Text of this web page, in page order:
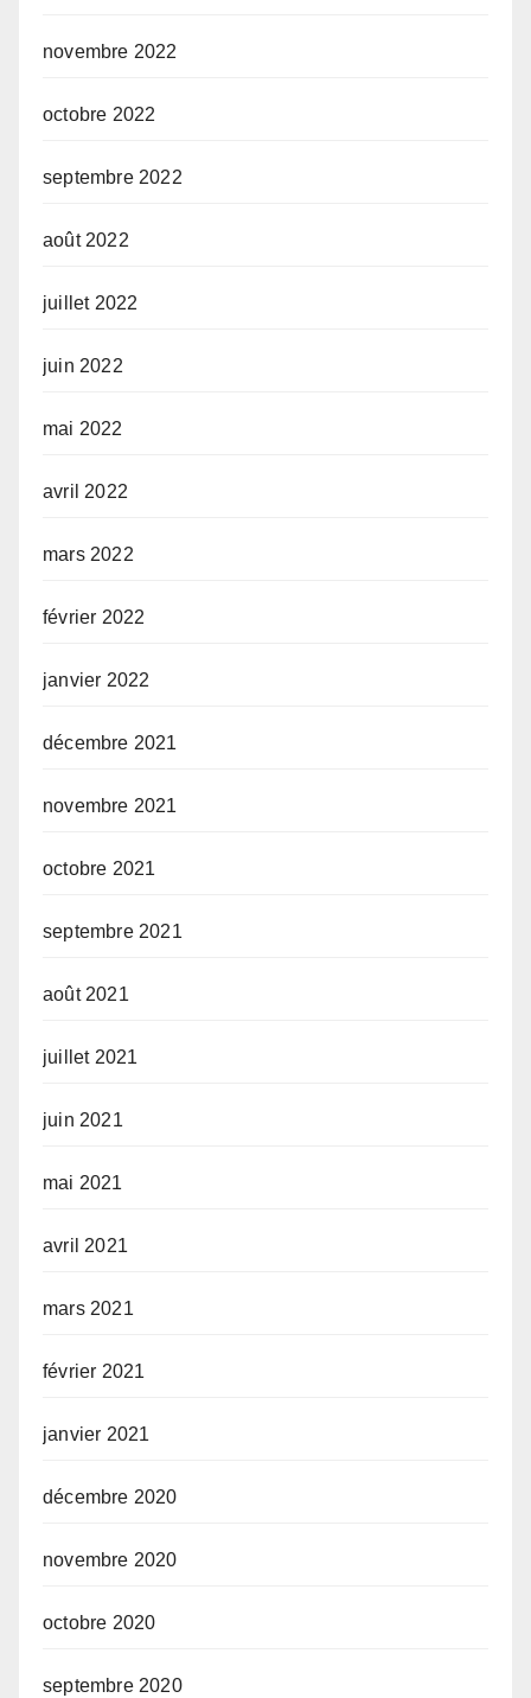
novembre 2022
octobre 2022
septembre 2022
août 2022
juillet 2022
juin 2022
mai 2022
avril 2022
mars 2022
février 2022
janvier 2022
décembre 2021
novembre 2021
octobre 2021
septembre 2021
août 2021
juillet 2021
juin 2021
mai 2021
avril 2021
mars 2021
février 2021
janvier 2021
décembre 2020
novembre 2020
octobre 2020
septembre 2020